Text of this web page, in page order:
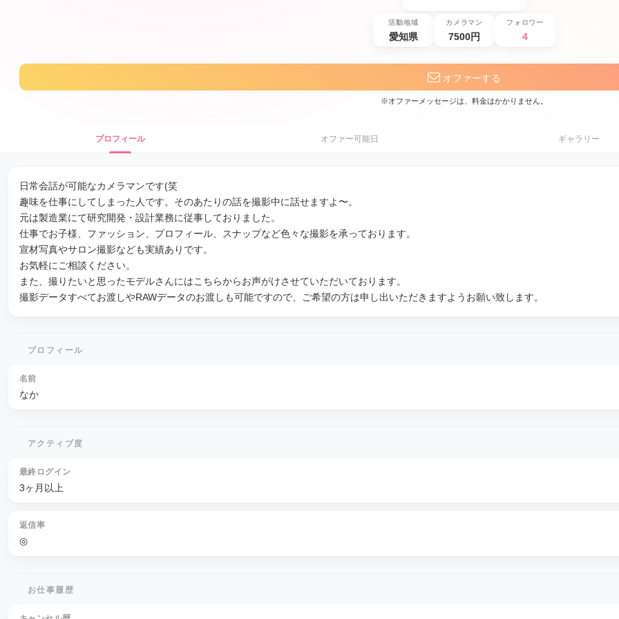
活動地域
愛知県
カメラマン
7500円
フォロワー
4
オファーする
※オファーメッセージは、料金はかかりません。
プロフィール オファー可能日 ギャラリー
日常会話が可能なカメラマンです(笑
趣味を仕事にしてしまった人です。そのあたりの話を撮影中に話せますよ〜。
元は製造業にて研究開発・設計業務に従事しておりました。
仕事でお子様、ファッション、プロフィール、スナップなど色々な撮影を承っております。
宣材写真やサロン撮影なども実績ありです。
お気軽にご相談ください。
また、撮りたいと思ったモデルさんにはこちらからお声がけさせていただいております。
撮影データすべてお渡しやRAWデータのお渡しも可能ですので、ご希望の方は申し出いただきますようお願い致します。
プロフィール
名前
なか
アクティブ度
最終ログイン
3ヶ月以上
返信率
◎
お仕事履歴